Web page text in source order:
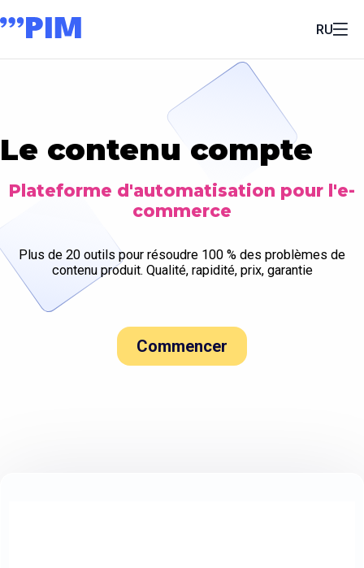
RU
Le contenu compte
Plateforme d'automatisation pour l'e-
commerce
Plus de 20 outils pour résoudre 100 % des problèmes de
contenu produit. Qualité, rapidité, prix, garantie
Commencer